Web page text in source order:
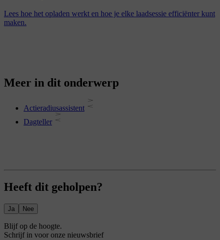
Lees hoe het opladen werkt en hoe je elke laadsessie efficiënter kunt
maken.
Meer in dit onderwerp
Actieradiusassistent
Dagteller
Heeft dit geholpen?
Ja Nee